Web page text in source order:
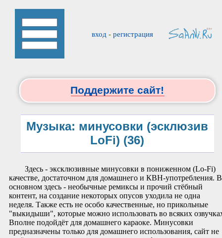
вход -регистрация
Поддержите сайт!
Музыка: минусовки (эсклюзив
LoFi) (36)
Здесь - эксклюзивные минусовки в пониженном (Lo-Fi)
качестве, достаточном для домашнего и КВН-употребления. В
основном здесь - необычные ремиксы и прочий стёбный
контент, на создание некоторых опусов уходила не одна
неделя. Также есть не особо качественные, но прикольные
"выкидыши", которые можно использовать во всяких
Вполне подойдёт для домашнего караоке. Минусовки
предназначены только для домашнего использования, сайт не